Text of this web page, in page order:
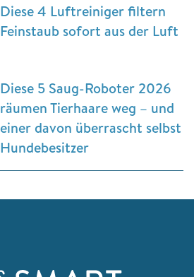
Diese 4 Luftreiniger filtern
Feinstaub sofort aus der Luft
Diese 5 Saug-Roboter 2026
räumen Tierhaare weg – und
einer davon überrascht selbst
Hundebesitzer